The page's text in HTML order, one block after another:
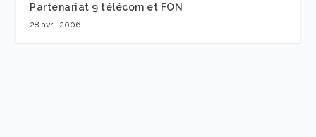
Partenariat 9 télécom et FON
28 avril 2006